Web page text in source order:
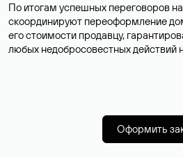
По итогам успешных переговоров
скоординируют переоформление
его стоимости продавцу,
любых недобросовестных действий
Оформить